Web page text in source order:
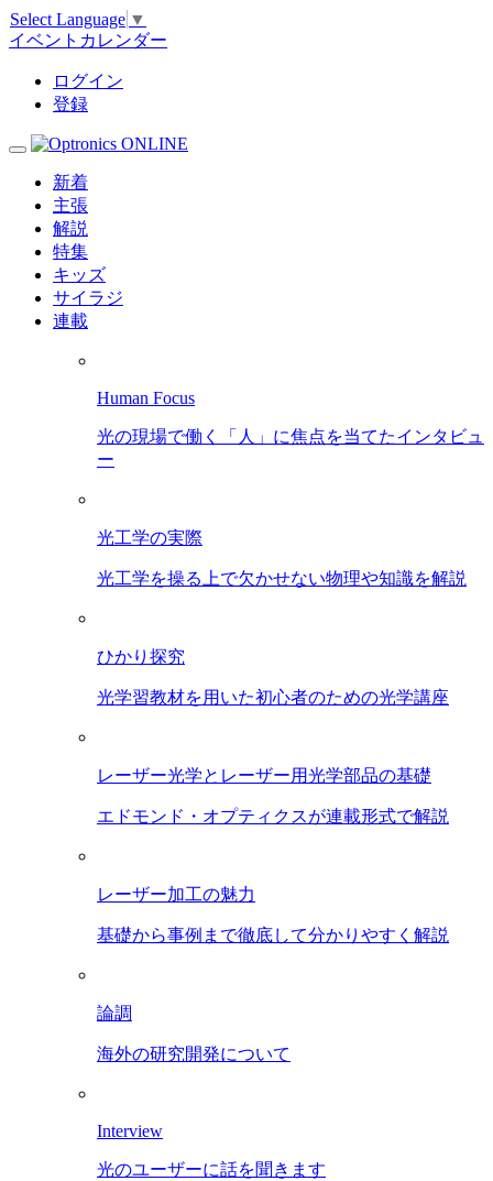
Select Language ▼
イベントカレンダー
ログイン
登録
新着
主張
解説
特集
キッズ
サイラジ
連載
Human Focus
光の現場で働く「人」に焦点を当てたインタビュ
ー
光工学の実際
光工学を操る上で欠かせない物理や知識を解説
ひかり探究
光学習教材を用いた初心者のための光学講座
レーザー光学とレーザー用光学部品の基礎
エドモンド・オプティクスが連載形式で解説
レーザー加工の魅力
基礎から事例まで徹底して分かりやすく解説
論調
海外の研究開発について
Interview
光のユーザーに話を聞きます